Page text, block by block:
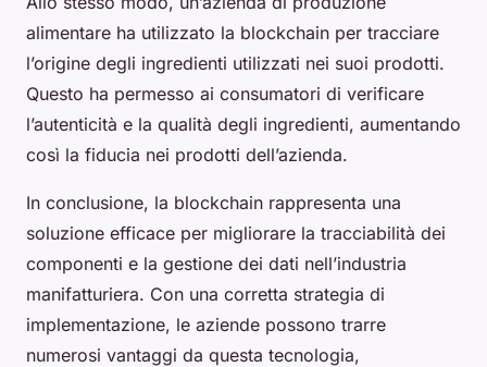
alimentare ha utilizzato la blockchain per tracciare
l’origine degli ingredienti utilizzati nei suoi prodotti.
Questo ha permesso ai consumatori di verificare
l’autenticità e la qualità degli ingredienti, aumentando
così la fiducia nei prodotti dell’azienda.
In conclusione, la blockchain rappresenta una
soluzione efficace per migliorare la tracciabilità dei
componenti e la gestione dei dati nell’industria
manifatturiera. Con una corretta strategia di
implementazione, le aziende possono trarre
numerosi vantaggi da questa tecnologia,